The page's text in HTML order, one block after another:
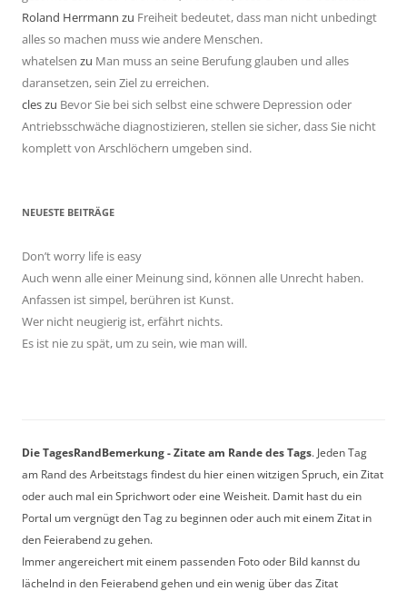
Roland Herrmann zu Freiheit bedeutet, dass man nicht unbedingt
alles so machen muss wie andere Menschen.
whatelsen zu Man muss an seine Berufung glauben und alles
daransetzen, sein Ziel zu erreichen.
cleszu Bevor Sie bei sich selbst eine schwere Depression oder
Antriebsschwäche diagnostizieren, stellen sie sicher, dass Sie nicht
komplett von Arschlöchern umgeben sind.
NEUESTE BEITRÄGE
Don’t worry life is easy
Auch wenn alle einer Meinung sind, können alle Unrecht haben.
Anfassen ist simpel, berühren ist Kunst.
Wer nicht neugierig ist, erfährt nichts.
Es ist nie zu spät, um zu sein, wie man will.
Die TagesRandBemerkung - Zitate am Rande des Tags. Jeden Tag
am Rand des Arbeitstags findest du hier einen witzigen Spruch, ein Zitat
oder auch mal ein Sprichwort oder eine Weisheit. Damit hast du ein
Portal um vergnügt den Tag zu beginnen oder auch mit einem Zitat in
den Feierabend zu gehen.
Immer angereichert mit einem passenden Foto oder Bild kannst du
lächelnd in den Feierabend gehen und ein wenig über das Zitat